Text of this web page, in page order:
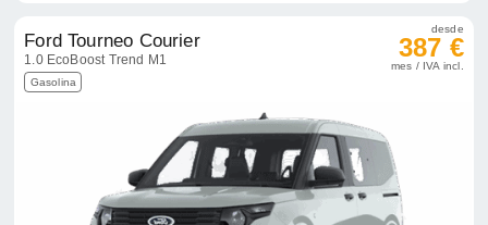
Ford Tourneo Courier
1.0 EcoBoost Trend M1
Gasolina
desde
387 €
mes / IVA incl.